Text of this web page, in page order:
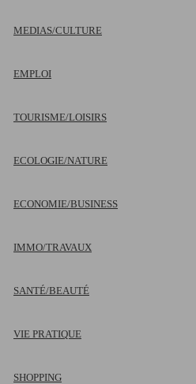
MEDIAS/CULTURE
EMPLOI
TOURISME/LOISIRS
ECOLOGIE/NATURE
ECONOMIE/BUSINESS
IMMO/TRAVAUX
SANTÉ/BEAUTÉ
VIE PRATIQUE
SHOPPING